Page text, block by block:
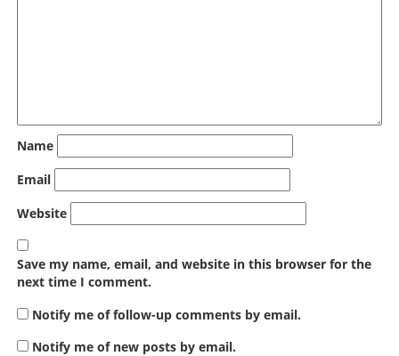
Name
Email
Website
Save my name, email, and website in this browser for the
next time I comment.
Notify me of follow-up comments by email.
Notify me of new posts by email.